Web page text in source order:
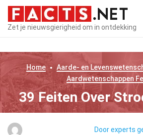
Zet je nieuwsgierigheid om in ontdekking
Home Aarde- en
Aardwetenschappen
39 Feiten Over
Door experts